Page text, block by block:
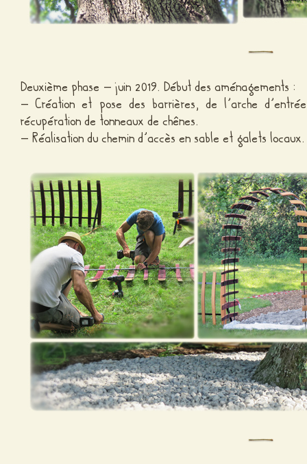
Deuxième phase – juin 2019. Début des aménagements :
– Création et pose des barrières, de l’arche
récupération de tonneaux de chênes.
– Réalisation du chemin d’accès en sable et galets locaux.